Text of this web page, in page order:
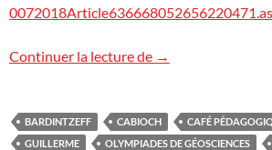
Continuer la lecture de Jacques-Marie
→
BARDINTZEFF CABIOCH CAFÉ
GUILLERME
OLYMPIADES DE GÉOSCIENCES